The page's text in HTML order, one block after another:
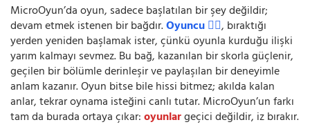
MicroOyun’da oyun, sadece başlatılan bir şey değildir;
devam etmek istenen bir bağdır.Oyuncu 🧍‍♂️, bıraktığı
yerden yeniden başlamak ister, çünkü oyunla kurduğu ilişki
yarım kalmayı sevmez. Bu bağ, kazanılan bir skorla güçlenir,
geçilen bir bölümle derinleşir ve paylaşılan bir deneyimle
anlam kazanır. Oyun bitse bile hissi bitmez; akılda kalan
anlar, tekrar oynama isteğini canlı tutar. MicroOyun’un farkı
tam da burada ortaya çıkar:oyunlargeçici değildir, iz bırakır.